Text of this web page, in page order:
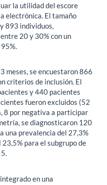
la utilidad del escore
electrónica. El tamaño
893 individuos,
20 y 30% con un
meses, se encuestaron 866
criterios de inclusión. El
y 440 pacientes
fueron excluidos (52
8 por negativa a participar
se diagnosticaron 120
una prevalencia del 27,3%
para el subgrupo de
en una